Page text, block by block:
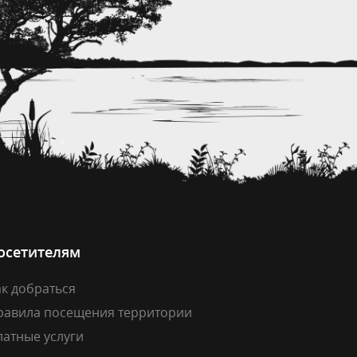
добраться
посещения территории
услуги